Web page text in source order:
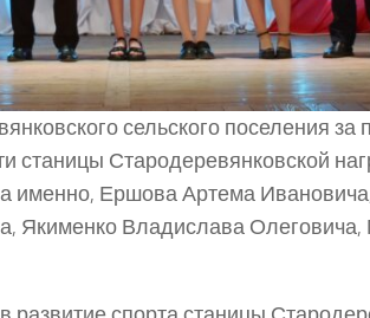
сельского поселения за
станицы Стародеревянковской
а именно, Ершова Артема
Якименко Владислава